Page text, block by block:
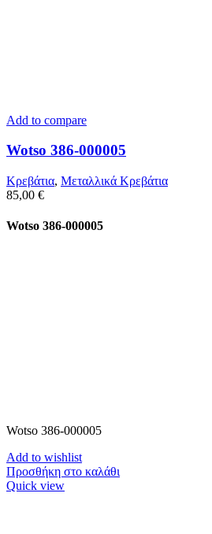
Add to compare
Wotso 386-000005
Κρεβάτια, Μεταλλικά Κρεβάτια
85,00 €
Wotso 386-000005
Wotso 386-000005
Add to wishlist
Προσθήκη στο καλάθι
Quick view